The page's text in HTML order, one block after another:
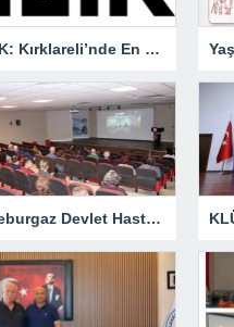
TÜİK: Kırklareli’nde En Büyük Ölüm Nedeni Dolaşım Sistemi Hastalıkları
Lüleburgaz Devlet Hastanesi’nden Dünya Emzirme Haftası Katılımı